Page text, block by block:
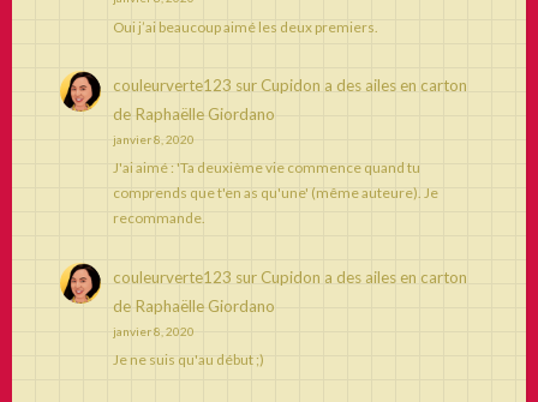
Oui j’ai beaucoup aimé les deux premiers.
couleurverte123 sur Cupidon a des ailes en carton
de Raphaëlle Giordano
janvier 8, 2020
J'ai aimé : 'Ta deuxième vie commence quand tu
comprends que t'en as qu'une' (même auteure). Je
recommande.
couleurverte123 sur Cupidon a des ailes en carton
de Raphaëlle Giordano
janvier 8, 2020
Je ne suis qu'au début ;)